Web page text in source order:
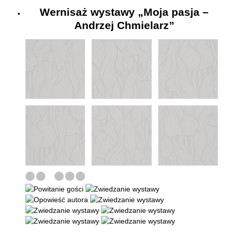
Wernisaż wystawy „Moja pasja –
Andrzej Chmielarz”